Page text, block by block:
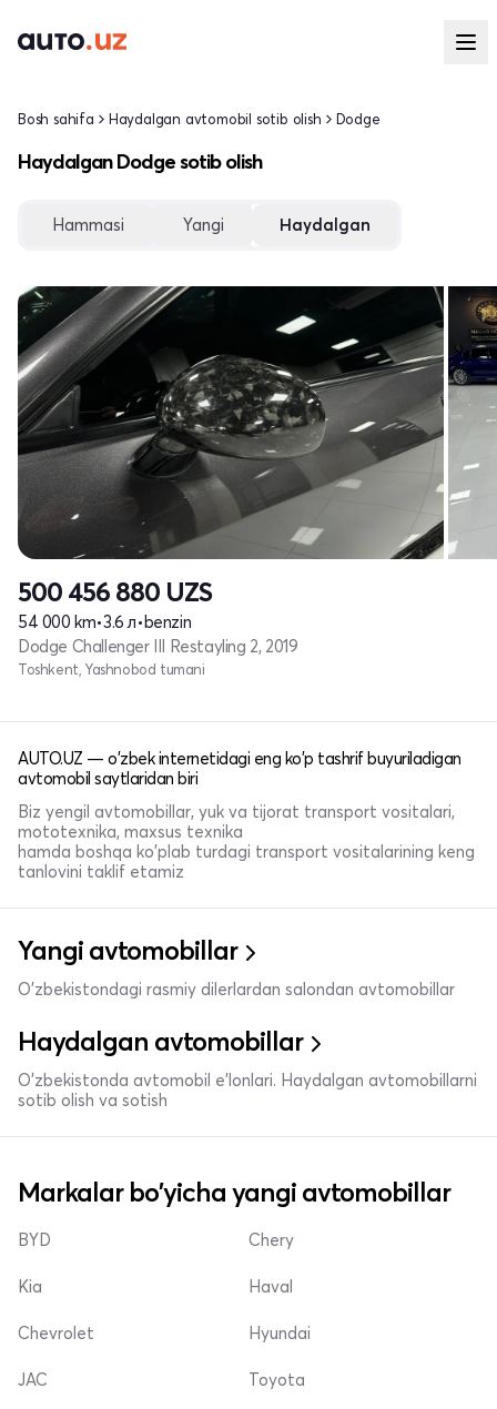
Bosh sahifa Haydalgan avtomobil sotib olish Dodge
Haydalgan Dodge sotib olish
Hammasi Yangi Haydalgan
500 456 880 UZS
54 000 km•3.6 л•benzin
Dodge Challenger III Restayling 2, 2019
Toshkent, Yashnobod tumani
AUTO.UZ — o'zbek internetidagi eng ko'p tashrif buyuriladigan
avtomobil saytlaridan biri
Biz yengil avtomobillar, yuk va tijorat transport vositalari,
mototexnika, maxsus texnika
hamda boshqa ko'plab turdagi transport vositalarining keng
tanlovini taklif etamiz
Yangi avtomobillar
O'zbekistondagi rasmiy dilerlardan salondan avtomobillar
Haydalgan avtomobillar
O'zbekistonda avtomobil e’lonlari. Haydalgan avtomobillarni
sotib olish va sotish
Markalar bo'yicha yangi avtomobillar
BYD
Kia
Chevrolet
Chery
Haval
Hyundai
JAC Toyota